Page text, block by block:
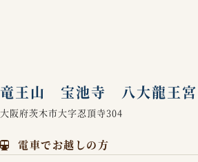
竜王山 宝池寺 八大龍王宮
大阪府茨木市大字忍頂寺304
電車でお越しの方